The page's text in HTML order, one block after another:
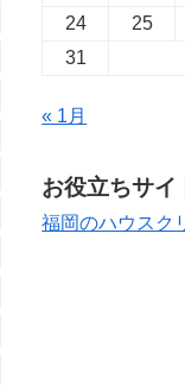
24
25
31
« 1月
お役立ちサイ
福岡のハウスク